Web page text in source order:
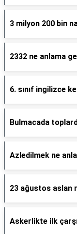
3 milyon 200 bin
2332 ne anlama
6. sınıf ingilizce
Bulmacada
Azledilmek ne
23 ağustos aslan
Askerlikte ilk